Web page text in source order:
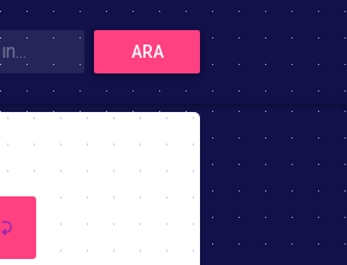
ARA